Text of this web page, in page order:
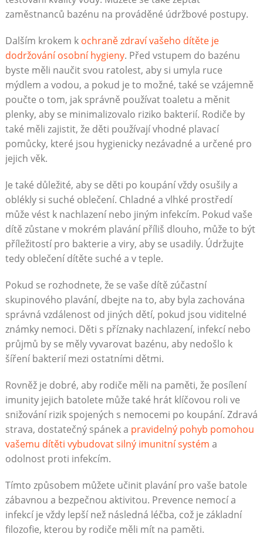
zaměstnanců bazénu na prováděné údržbové postupy.
Dalším krokem k ochraně zdraví vašeho dítěte je
dodržování osobní hygieny. Před vstupem do bazénu
byste měli naučit svou ratolest, aby si umyla ruce
mýdlem a vodou, a pokud je to možné, také se vzájemně
poučte o tom, jak správně používat toaletu a měnit
plenky, aby se minimalizovalo riziko bakterií. Rodiče by
také měli zajistit, že děti používají vhodné plavací
pomůcky, které jsou hygienicky nezávadné a určené pro
jejich věk.
Je také důležité, aby se děti po koupání vždy osušily a
oblékly si suché oblečení. Chladné a vlhké prostředí
může vést k nachlazení nebo jiným infekcím. Pokud vaše
dítě zůstane v mokrém plavání příliš dlouho, může to být
příležitostí pro bakterie a viry, aby se usadily. Údržujte
tedy oblečení dítěte suché a v teple.
Pokud se rozhodnete, že se vaše dítě zúčastní
skupinového plavání, dbejte na to, aby byla zachována
správná vzdálenost od jiných dětí, pokud jsou viditelné
známky nemoci. Děti s příznaky nachlazení, infekcí nebo
průjmů by se měly vyvarovat bazénu, aby nedošlo k
šíření bakterií mezi ostatními dětmi.
Rovněž je dobré, aby rodiče měli na paměti, že posílení
imunity jejich batolete může také hrát klíčovou roli ve
snižování rizik spojených s nemocemi po koupání. Zdravá
strava, dostatečný spánek a pravidelný pohyb pomohou
vašemu dítěti vybudovat silný imunitní systém a
odolnost proti infekcím.
Tímto způsobem můžete učinit plavání pro vaše batole
zábavnou a bezpečnou aktivitou. Prevence nemocí a
infekcí je vždy lepší než následná léčba, což je základní
filozofie, kterou by rodiče měli mít na paměti.